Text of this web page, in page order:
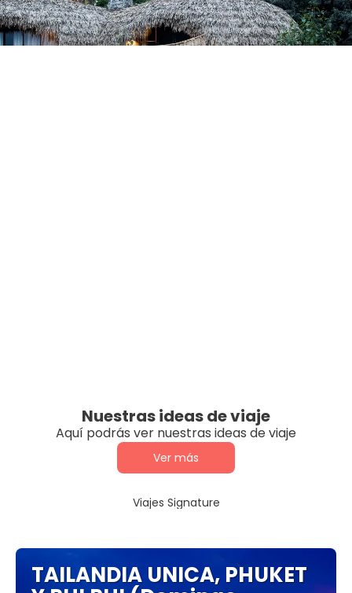
Nuestras ideas de viaje
Aquí podrás ver nuestras ideas de viaje
Ver más
Viajes Signature
TAILANDIA UNICA, PHUKET